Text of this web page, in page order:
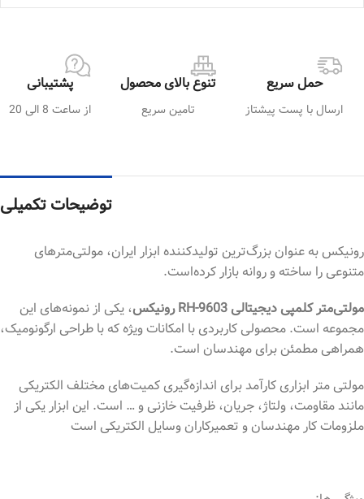
حمل سریع
ارسال با پست پیشتاز
تنوع بالای محصول
تامین سریع
پشتیبانی
از ساعت 8 الی 20
توضیحات تکمیلی
رونیکس به عنوان بزرگ‌ترین تولیدکننده ابزار ایران، مولتی‌مترهای
متنوعی را ساخته و روانه بازار کرده‌است.
مولتی‌متر کلمپی دیجیتالی RH-9603 رونیکس
، یکی از نمونه‌های این
مجموعه است. محصولی کاربردی با امکانات ویژه که با طراحی ارگونومیک،
همراهی مطمئن برای مهندسان است.
مولتی متر ابزاری کارآمد برای اندازه‌گیری کمیت‌های مختلف الکتریکی
مانند مقاومت، ولتاژ، جریان، ظرفیت خازنی و … است. این ابزار یکی از
ملزومات کار مهندسان و تعمیرکاران وسایل الکتریکی است